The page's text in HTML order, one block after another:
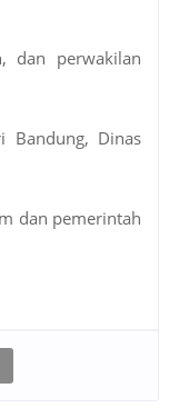
dan perwakilan
Bandung, Dinas
dan pemerintah